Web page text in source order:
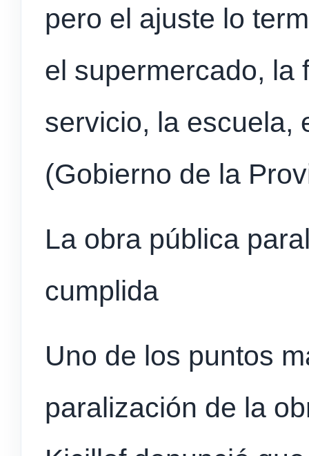
pero el ajuste lo
el supermercado, la
servicio, la escuela,
(Gobierno de la
La obra pública
cumplida
Uno de los puntos
paralización de la